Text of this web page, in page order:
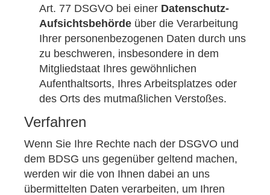
Art. 77 DSGVO bei einer Datenschutz-
Aufsichtsbehörde über die Verarbeitung
Ihrer personenbezogenen Daten durch uns
zu beschweren, insbesondere in dem
Mitgliedstaat Ihres gewöhnlichen
Aufenthaltsorts, Ihres Arbeitsplatzes oder
des Orts des mutmaßlichen Verstoßes.
Verfahren
Wenn Sie Ihre Rechte nach der DSGVO und
dem BDSG uns gegenüber geltend machen,
werden wir die von Ihnen dabei an uns
übermittelten Daten verarbeiten, um Ihren